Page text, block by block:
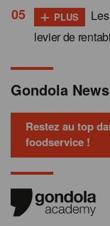
+ PLUS
levier de
Gondola
Restez au top
foodservice !